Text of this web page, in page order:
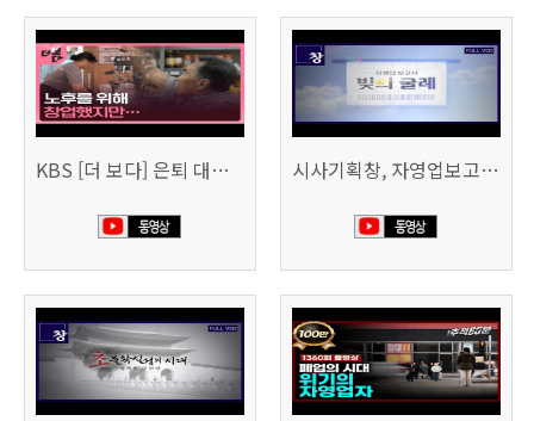
KBS [더 보다] 은퇴 대신 폐업 시사기획창, 자영업보고서 빚의 굴레 507회 (KBS 25.6.10)